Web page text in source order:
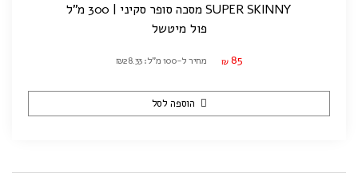
SUPER SKINNY מסכה סופר סקיני | 300 מ"ל
פול מיטשל
₪ 85 מחיר ל-100 מ"ל: ₪28.33
הוספה לסל